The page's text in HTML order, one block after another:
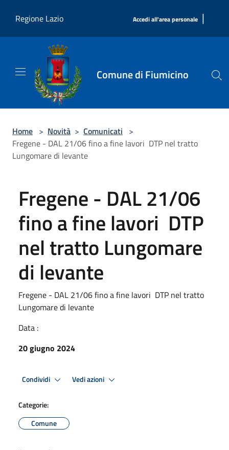
Regione Lazio
Accedi all'area personale |
Comune di Fiumicino
Home > Novità > Comunicati >
Fregene - DAL 21/06 fino a fine lavori DTP nel tratto
Lungomare di levante
Fregene - DAL 21/06
fino a fine lavori DTP
nel tratto Lungomare
di levante
Fregene - DAL 21/06 fino a fine lavori DTP nel tratto
Lungomare di levante
Data :
20 giugno 2024
Condividi Vedi azioni
Categorie:
Comune